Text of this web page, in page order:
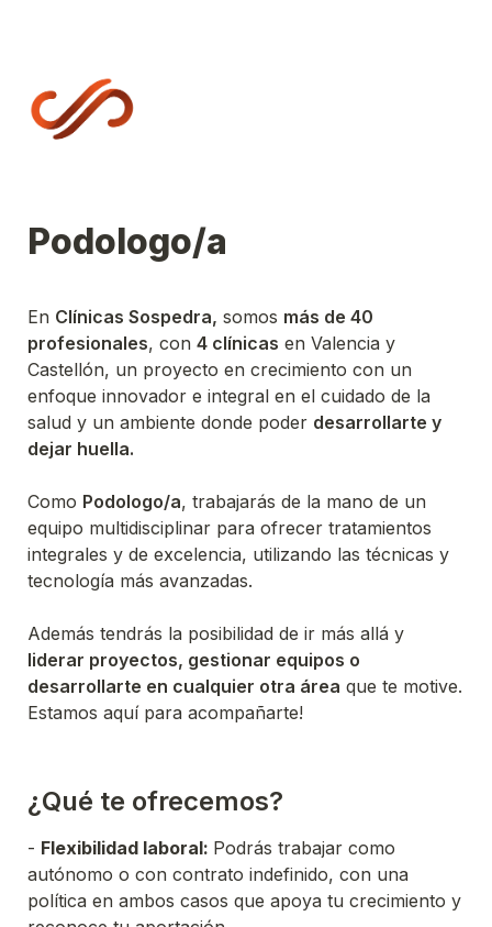
Podologo/a
En Clínicas Sospedra, somos más de 40
profesionales, con 4 clínicas en Valencia y
Castellón, un proyecto en crecimiento con un
enfoque innovador e integral en el cuidado de la
salud y un ambiente donde poder desarrollarte y
dejar huella.
Como Podologo/a, trabajarás de la mano de un
equipo multidisciplinar para ofrecer tratamientos
integrales y de excelencia, utilizando las técnicas y
tecnología más avanzadas.
liderar proyectos, gestionar equipos o
desarrollarte en cualquier otra área que te motive.
Estamos aquí para acompañarte!
- Flexibilidad laboral: Podrás trabajar como
autónomo o con contrato indefinido, con una
política en ambos casos que apoya tu crecimiento y